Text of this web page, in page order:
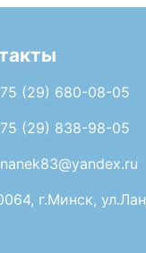
(29) 680-08-05
(29) 838-98-05
г.Минск,